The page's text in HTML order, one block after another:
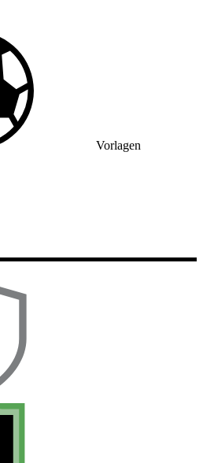
Vorlagen